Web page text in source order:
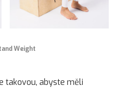
Weight
takovou, abyste měli